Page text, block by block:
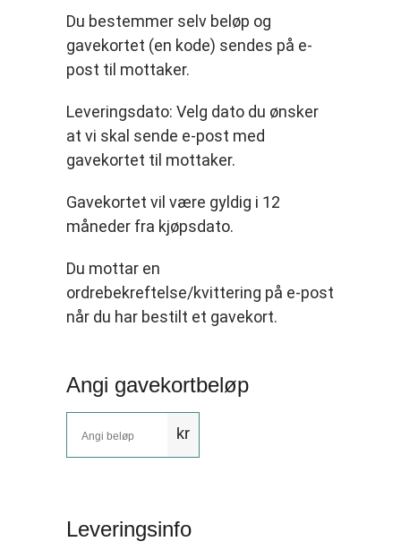
Du bestemmer selv beløp og
gavekortet (en kode) sendes på e-
post til mottaker.
Leveringsdato: Velg dato du ønsker
at vi skal sende e-post med
gavekortet til mottaker.
Gavekortet vil være gyldig i 12
måneder fra kjøpsdato.
Du mottar en
ordrebekreftelse/kvittering på e-post
når du har bestilt et gavekort.
Angi gavekortbeløp
kr
Leveringsinfo